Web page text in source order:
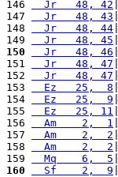
146
  Jr   48, 42
147
  Jr   48, 43
148
  Jr   48, 44
149
  Jr   48, 45
150
  Jr   48, 46
151
  Jr   48, 47
152
  Jr   48, 47
153
  Ez   25,  8
154
  Ez   25,  9
155
  Ez   25, 11
156
  Am    2,  1
157
  Am    2,  2
158
  Am    2,  2
159
  Mq    6,  5
160
  Sf    2,  9